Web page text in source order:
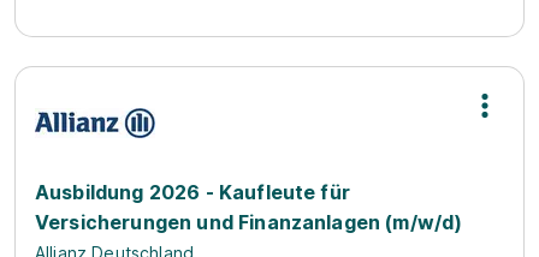
Ausbildung 2026 - Kaufleute für
Versicherungen und Finanzanlagen (m/w/d)
Allianz Deutschland